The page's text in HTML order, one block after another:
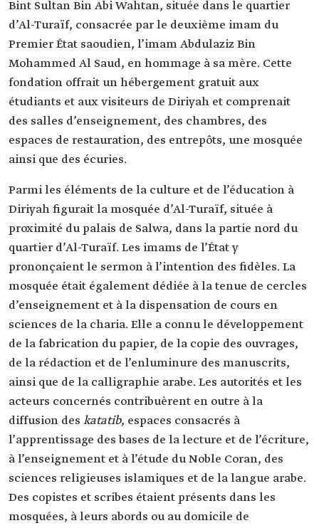
Bint Sultan Bin Abi Wahtan, située dans le quartier
d’Al-Turaïf, consacrée par le deuxième imam du
Premier État saoudien, l’imam Abdulaziz Bin
Mohammed Al Saud, en hommage à sa mère. Cette
fondation offrait un hébergement gratuit aux
étudiants et aux visiteurs de Diriyah et comprenait
des salles d’enseignement, des chambres, des
espaces de restauration, des entrepôts, une mosquée
ainsi que des écuries.
Parmi les éléments de la culture et de l’éducation à
Diriyah figurait la mosquée d’Al-Turaïf, située à
proximité du palais de Salwa, dans la partie nord du
quartier d’Al-Turaïf. Les imams de l’État y
prononçaient le sermon à l’intention des fidèles. La
mosquée était également dédiée à la tenue de cercles
d’enseignement et à la dispensation de cours en
sciences de la charia. Elle a connu le développement
de la fabrication du papier, de la copie des ouvrages,
de la rédaction et de l’enluminure des manuscrits,
ainsi que de la calligraphie arabe. Les autorités et les
acteurs concernés contribuèrent en outre à la
diffusion des katatib, espaces consacrés à
l’apprentissage des bases de la lecture et de l’écriture,
à l’enseignement et à l’étude du Noble Coran, des
sciences religieuses islamiques et de la langue arabe.
Des copistes et scribes étaient présents dans les
mosquées, à leurs abords ou au domicile de